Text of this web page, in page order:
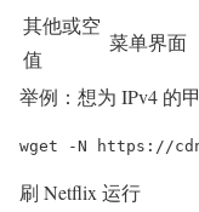
其他或空
值
菜单界面
举例：想为 IPv4 的
wget -N https://
刷 Netflix 运行